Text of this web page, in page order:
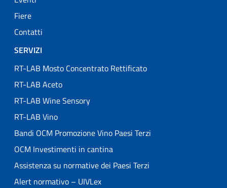
Fiere
Contatti
SERVIZI
RT-LAB Mosto Concentrato Rettificato
RT-LAB Aceto
RT-LAB Wine Sensory
RT-LAB Vino
Bandi OCM Promozione Vino Paesi Terzi
OCM Investimenti in cantina
Assistenza su normative dei Paesi Terzi
Alert normativo – UIVLex